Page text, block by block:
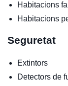
Habitacions
Habitacions
Seguretat
Extintors
Detectors de